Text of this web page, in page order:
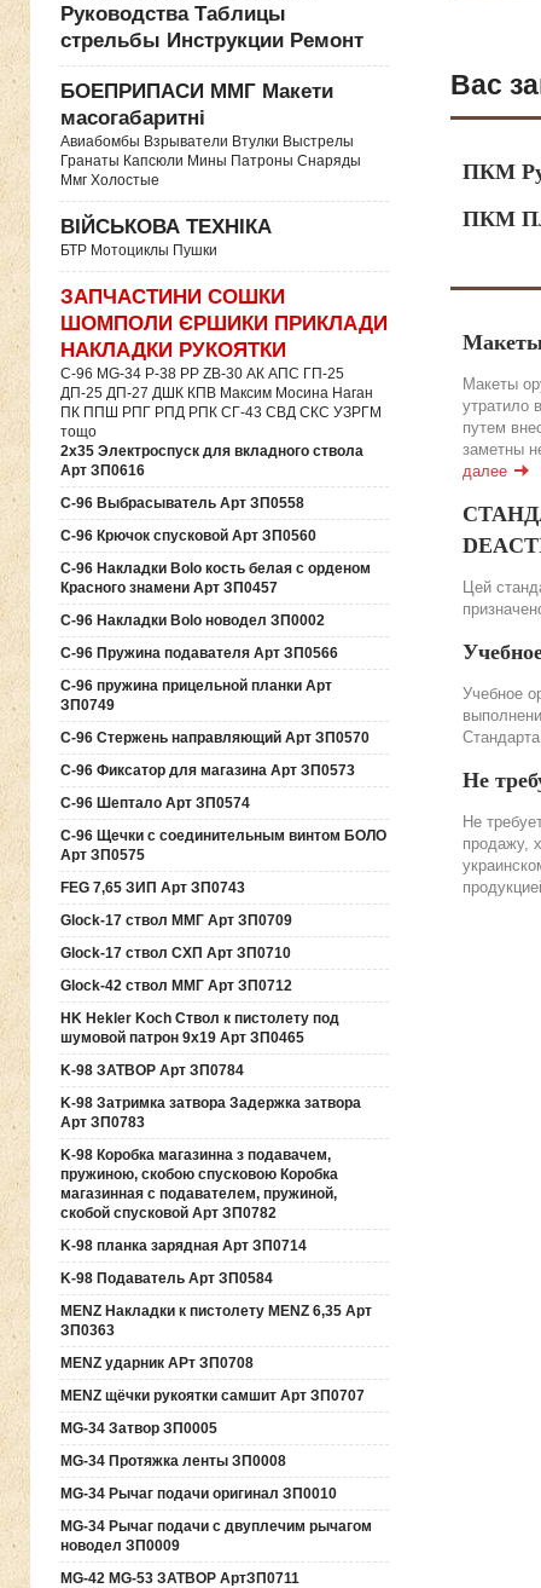
Руководства Таблицы
стрельбы Инструкции Ремонт
БОЕПРИПАСИ ММГ Макети
масогабаритні
Авиабомбы Взрыватели Втулки Выстрелы
Гранаты Капсюли Мины Патроны Снаряды
Ммг Холостые
ВІЙСЬКОВА ТЕХНІКА
БТР Мотоциклы Пушки
ЗАПЧАСТИНИ СОШКИ
ШОМПОЛИ ЄРШИКИ ПРИКЛАДИ
НАКЛАДКИ РУКОЯТКИ
C-96 MG-34 P-38 PP ZB-30 АК АПС ГП-25
ДП-25 ДП-27 ДШК КПВ Максим Мосина Наган
ПК ППШ РПГ РПД РПК СГ-43 СВД CКС УЗРГМ
тощо
2х35 Электроспуск для вкладного ствола
Арт ЗП0616
C-96 Выбрасыватель Арт ЗП0558
C-96 Крючок спусковой Арт ЗП0560
C-96 Накладки Bolo кость белая с орденом
Красного знамени Арт ЗП0457
C-96 Накладки Bolo новодел ЗП0002
C-96 Пружина подавателя Арт ЗП0566
C-96 пружина прицельной планки Арт
ЗП0749
C-96 Стержень направляющий Арт ЗП0570
C-96 Фиксатор для магазина Арт ЗП0573
C-96 Шептало Арт ЗП0574
C-96 Щечки с соединительным винтом БОЛО
Арт ЗП0575
FEG 7,65 ЗИП Арт ЗП0743
Glock-17 ствол ММГ Арт ЗП0709
Glock-17 ствол СХП Арт ЗП0710
Glock-42 ствол ММГ Арт ЗП0712
HK Hekler Koch Ствол к пистолету под
шумовой патрон 9х19 Арт ЗП0465
K-98 ЗАТВОР Арт ЗП0784
K-98 Затримка затвора Задержка затвора
Арт ЗП0783
K-98 Коробка магазинна з подавачем,
пружиною, скобою спусковою Коробка
магазинная с подавателем, пружиной,
скобой спусковой Арт ЗП0782
K-98 планка зарядная Арт ЗП0714
K-98 Подаватель Арт ЗП0584
MENZ Накладки к пистолету MENZ 6,35 Арт
ЗП0363
MENZ ударник АРт ЗП0708
MENZ щёчки рукоятки самшит Арт ЗП0707
MG-34 Затвор ЗП0005
MG-34 Протяжка ленты ЗП0008
MG-34 Рычаг подачи оригинал ЗП0010
MG-34 Рычаг подачи с двуплечим рычагом
новодел ЗП0009
MG-42 MG-53 ЗАТВОР АртЗП0711
Вас
ПКМ
ПКМ
Макеты
Макеты
утратило
путем
заметны
далее
Цей
Учебное
Не
Не
продажу,